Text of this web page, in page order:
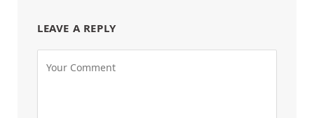
LEAVE A REPLY